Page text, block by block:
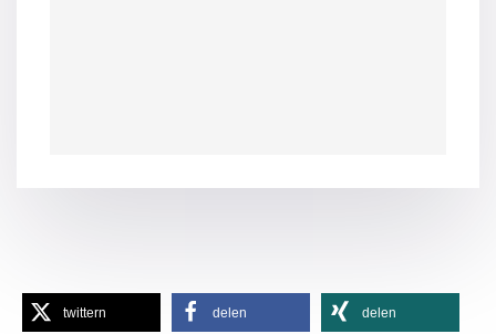
twittern delen delen